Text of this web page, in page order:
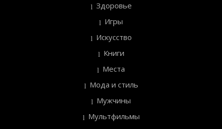
Здоровье
Игры
Искусство
Книги
Места
Мода и стиль
Мужчины
Мультфильмы